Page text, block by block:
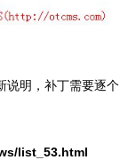
说明，补丁需要逐个
list_53.html